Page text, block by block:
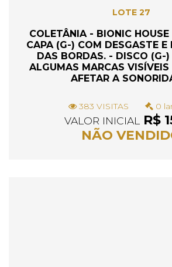
LOTE 27
COLETÂNIA - BIONIC
CAPA (G-) COM DESGASTE E
DAS BORDAS. - DISCO (G-
ALGUMAS MARCAS VISÍVEIS
AFETAR A
383 VISITAS 0
VALOR INICIAL R$
NÃO